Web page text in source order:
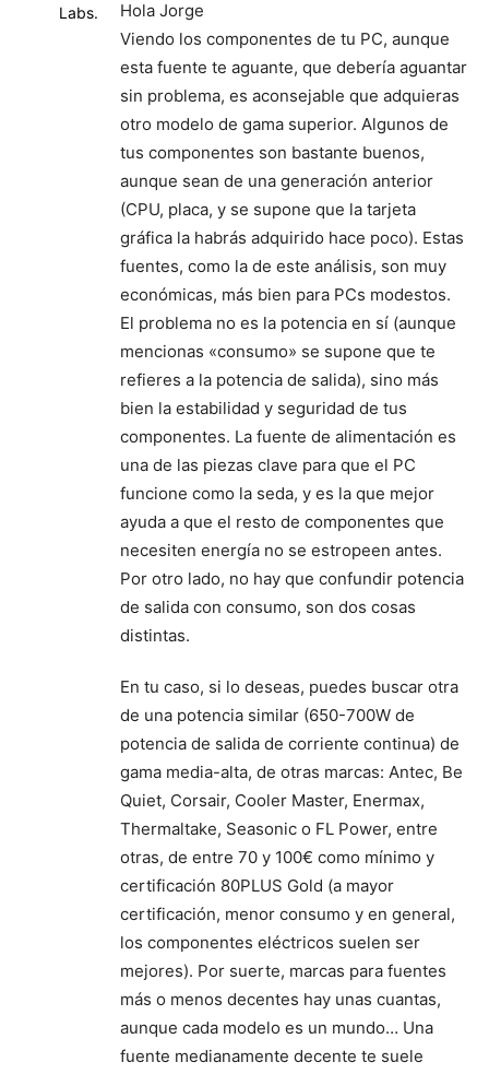
Hola Jorge
Viendo los componentes de tu PC, aunque
esta fuente te aguante, que debería aguantar
sin problema, es aconsejable que adquieras
otro modelo de gama superior. Algunos de
tus componentes son bastante buenos,
aunque sean de una generación anterior
(CPU, placa, y se supone que la tarjeta
gráfica la habrás adquirido hace poco). Estas
fuentes, como la de este análisis, son muy
económicas, más bien para PCs modestos.
El problema no es la potencia en sí (aunque
mencionas «consumo» se supone que te
refieres a la potencia de salida), sino más
bien la estabilidad y seguridad de tus
componentes. La fuente de alimentación es
una de las piezas clave para que el PC
funcione como la seda, y es la que mejor
ayuda a que el resto de componentes que
necesiten energía no se estropeen antes.
Por otro lado, no hay que confundir potencia
de salida con consumo, son dos cosas
distintas.
En tu caso, si lo deseas, puedes buscar otra
de una potencia similar (650-700W de
potencia de salida de corriente continua) de
gama media-alta, de otras marcas: Antec, Be
Quiet, Corsair, Cooler Master, Enermax,
Thermaltake, Seasonic o FL Power, entre
otras, de entre 70 y 100€ como mínimo y
certificación 80PLUS Gold (a mayor
certificación, menor consumo y en general,
los componentes eléctricos suelen ser
mejores). Por suerte, marcas para fuentes
más o menos decentes hay unas cuantas,
aunque cada modelo es un mundo… Una
fuente medianamente decente te suele